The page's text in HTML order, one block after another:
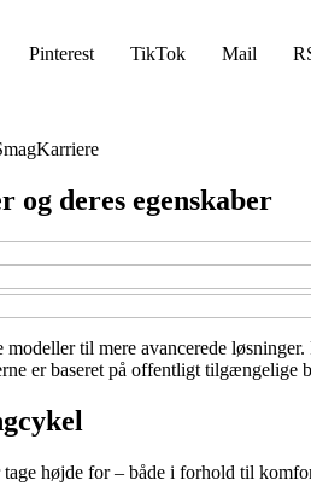
Pinterest TikTok Mail
Karriere
og deres egenskaber
til mere avancerede
er baseret på offentligt
højde for – både i forhold til